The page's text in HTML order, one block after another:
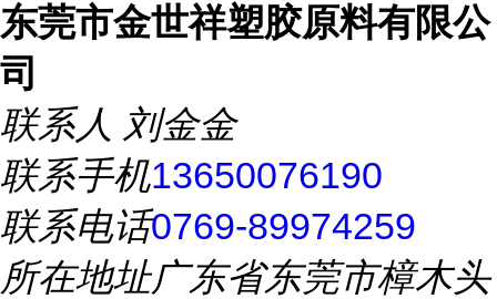
东莞市金世祥塑胶原料有限公
司
联系人 刘金金
联系手机13650076190
联系电话0769-89974259
所在地址广东省东莞市樟木头